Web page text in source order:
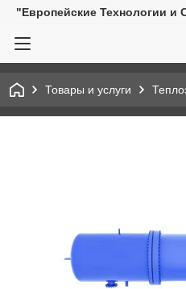
"Европейские Технологии и
Товары и услуги